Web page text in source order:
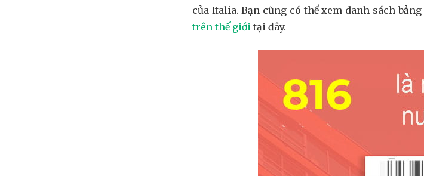
của Italia. Bạn cũng có thể xem danh sách bảng
trên thế giới tại đây.